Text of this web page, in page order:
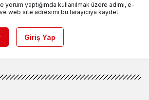
yorum yaptığımda kullanılmak üzere adımı, e-
web site adresimi bu tarayıcıya kaydet.
Giriş Yap